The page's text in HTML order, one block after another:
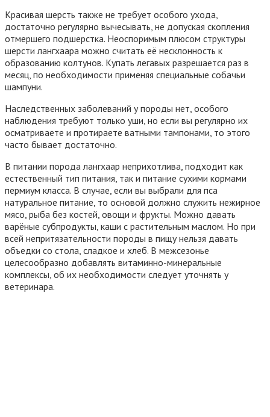
Красивая шерсть также не требует особого ухода,
достаточно регулярно вычесывать, не допуская скопления
отмершего подшерстка. Неоспоримым плюсом структуры
шерсти лангхаара можно считать её несклонность к
образованию колтунов. Купать легавых разрешается раз в
месяц, по необходимости применяя специальные собачьи
шампуни.
Наследственных заболеваний у породы нет, особого
наблюдения требуют только уши, но если вы регулярно их
осматриваете и протираете ватными тампонами, то этого
часто бывает достаточно.
В питании порода лангхаар неприхотлива, подходит как
естественный тип питания, так и питание сухими кормами
пермиум класса. В случае, если вы выбрали для пса
натуральное питание, то основой должно служить нежирное
мясо, рыба без костей, овощи и фрукты. Можно давать
варёные субпродукты, каши с растительным маслом. Но при
всей непритязательности породы в пищу нельзя давать
объедки со стола, сладкое и хлеб. В межсезонье
целесообразно добавлять витаминно-минеральные
комплексы, об их необходимости следует уточнять у
ветеринара.